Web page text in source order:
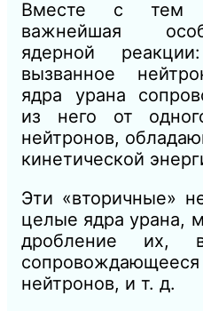
Вместе с тем
важнейшая
ядерной
вызванное
ядра урана
из него от
нейтронов,
кинетической
Эти «вторичные»
целые ядра урана,
дробление их,
нейтронов, и т. д.